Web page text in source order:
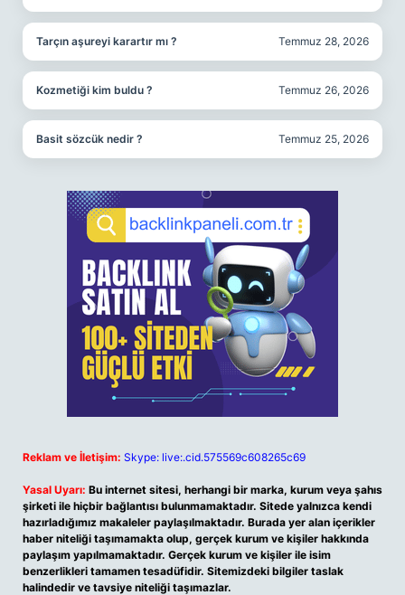
Tarçın aşureyi karartır mı ? Temmuz 28, 2026
Kozmetiği kim buldu ? Temmuz 26, 2026
Basit sözcük nedir ? Temmuz 25, 2026
Reklam ve İletişim: Skype: live:.cid.575569c608265c69
Yasal Uyarı: Bu internet sitesi, herhangi bir marka, kurum veya şahıs
şirketi ile hiçbir bağlantısı bulunmamaktadır. Sitede yalnızca kendi
hazırladığımız makaleler paylaşılmaktadır. Burada yer alan içerikler
haber niteliği taşımamakta olup, gerçek kurum ve kişiler hakkında
paylaşım yapılmamaktadır. Gerçek kurum ve kişiler ile isim
benzerlikleri tamamen tesadüfidir. Sitemizdeki bilgiler taslak
halindedir ve tavsiye niteliği taşımazlar.